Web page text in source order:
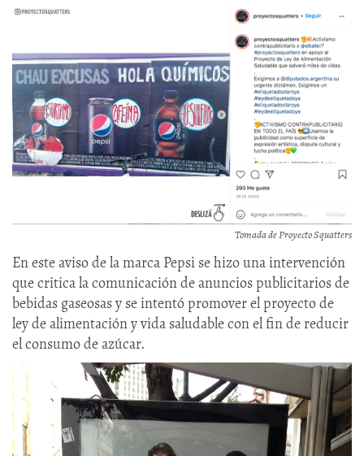
Tomada de Proyecto Squatters
En este aviso de la marca Pepsi se hizo una intervención
que critica la comunicación de anuncios publicitarios de
bebidas gaseosas y se intentó promover el proyecto de
ley de alimentación y vida saludable con el fin de reducir
el consumo de azúcar.